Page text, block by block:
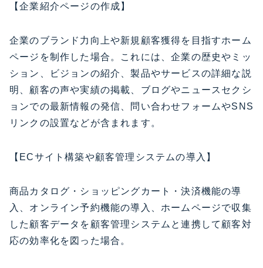
【企業紹介ページの作成】
企業のブランド力向上や新規顧客獲得を目指すホーム
ページを制作した場合。これには、企業の歴史やミッ
ション、ビジョンの紹介、製品やサービスの詳細な説
明、顧客の声や実績の掲載、ブログやニュースセクシ
ョンでの最新情報の発信、問い合わせフォームやSNS
リンクの設置などが含まれます。
【ECサイト構築や顧客管理システムの導入】
商品カタログ・ショッピングカート・決済機能の導
入、オンライン予約機能の導入、ホームページで収集
した顧客データを顧客管理システムと連携して顧客対
応の効率化を図った場合。